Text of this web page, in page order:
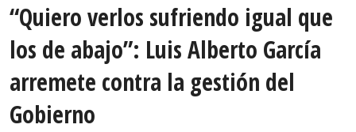
“Quiero verlos sufriendo igual que
los de abajo”: Luis Alberto García
arremete contra la gestión del
Gobierno